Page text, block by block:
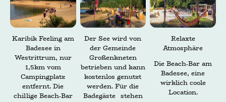
Karibik Feeling am
Badesee in
Westrittrum, nur
1,5km vom
Campingplatz
entfernt. Die
chillige Beach-Bar
Der See wird von
der Gemeinde
Großenkneten
betrieben und kann
kostenlos genutzt
werden. Für die
Badegäste stehen
Relaxte
Atmosphäre
Die Beach-Bar am
Badesee, eine
wirklich coole
Location.